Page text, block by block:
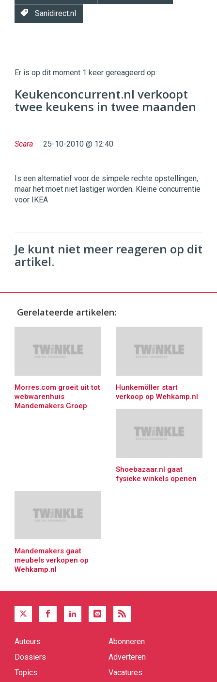
Sanidirect.nl
|
Digital
Commercehttps://twinklemagazine.nl
9654
Er is op dit moment 1 keer gereageerd op:
Keukenconcurrent.nl verkoopt
twee keukens in twee maanden
Scara 25-10-2010 @ 12:40
Is een alternatief voor de simpele rechte opstellingen,
maar het moet niet lastiger worden. Kleine concurrentie
voor IKEA
Je kunt niet meer reageren op dit
artikel.
Gerelateerde artikelen:
Morres.com groeit uit tot
webwarenhuis
Mandemakers Groep
Hunkemöller start
verkoop op Wehkamp.nl
Shoebazaar.nl gaat
fysieke winkels openen
Mandemakers gaat
meubels verkopen op
Wehkamp.nl
Quick
Auteurs
Dossiers
Topics
Abonneren
Adverteren
Vacatures